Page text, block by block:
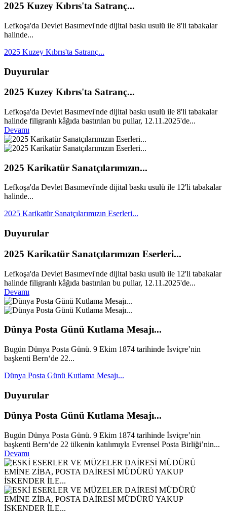
2025 Kuzey Kıbrıs'ta Satranç...
Lefkoşa'da Devlet Basımevi'nde dijital baskı usulü ile 8'li tabakalar
halinde...
2025 Kuzey Kıbrıs'ta Satranç...
Duyurular
2025 Kuzey Kıbrıs'ta Satranç...
Lefkoşa'da Devlet Basımevi'nde dijital baskı usulü ile 8'li tabakalar
halinde filigranlı kâğıda bastırılan bu pullar, 12.11.2025'de...
Devamı
2025 Karikatür Sanatçılarımızın...
Lefkoşa'da Devlet Basımevi'nde dijital baskı usulü ile 12'li tabakalar
halinde...
2025 Karikatür Sanatçılarımızın Eserleri...
Duyurular
2025 Karikatür Sanatçılarımızın Eserleri...
Lefkoşa'da Devlet Basımevi'nde dijital baskı usulü ile 12'li tabakalar
halinde filigranlı kâğıda bastırılan bu pullar, 12.11.2025'de...
Devamı
Dünya Posta Günü Kutlama Mesajı...
Bugün Dünya Posta Günü. 9 Ekim 1874 tarihinde İsviçre’nin
başkenti Bern‘de 22...
Dünya Posta Günü Kutlama Mesajı...
Duyurular
Dünya Posta Günü Kutlama Mesajı...
Bugün Dünya Posta Günü. 9 Ekim 1874 tarihinde İsviçre’nin
başkenti Bern‘de 22 ülkenin katılımıyla Evrensel Posta Birliği’nin...
Devamı